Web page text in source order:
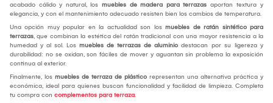
acabado cálido y natural, los muebles de madera para terrazas aportan textura y
elegancia, y con el mantenimiento adecuado resisten bien los cambios de temperatura.
Una opción muy popular en la actualidad son los muebles de ratán sintético para
terrazas, que combinan la estética del ratán tradicional con una mayor resistencia a la
humedad y al sol. Los muebles de terrazas de aluminio destacan por su ligereza y
durabilidad: no se oxidan, son fáciles de mover y aguantan sin problema la exposición
continua al exterior.
Finalmente, los muebles de terraza de plástico representan una alternativa práctica y
económica, ideal para quienes buscan funcionalidad y facilidad de limpieza. Completa
tu compra con complementos para terraza.